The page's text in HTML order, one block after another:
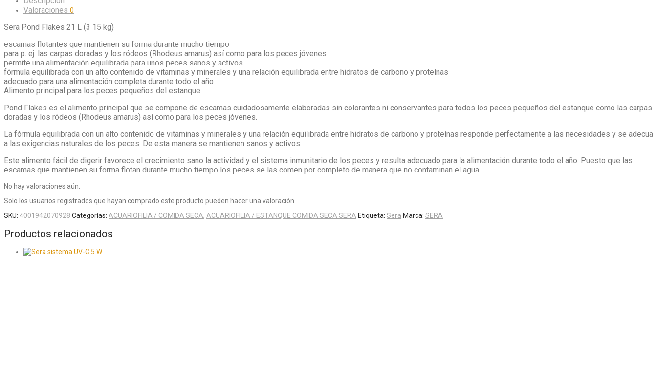
Valoraciones 0
Sera Pond Flakes 21 L (3 15 kg)
escamas flotantes que mantienen su forma durante mucho tiempo
para p. ej. las carpas doradas y los ródeos (Rhodeus amarus) así como para los peces jóvenes
permite una alimentación equilibrada para unos peces sanos y activos
fórmula equilibrada con un alto contenido de vitaminas y minerales y una relación equilibrada entre hidratos de carbono y proteínas
adecuado para una alimentación completa durante todo el año
Alimento principal para los peces pequeños del estanque
Pond Flakes es el alimento principal que se compone de escamas cuidadosamente elaboradas sin colorantes ni conservantes para todos los peces pequeños del estanque como las carpas
doradas y los ródeos (Rhodeus amarus) así como para los peces jóvenes.
La fórmula equilibrada con un alto contenido de vitaminas y minerales y una relación equilibrada entre hidratos de carbono y proteínas responde perfectamente a las necesidades y se adecua
a las exigencias naturales de los peces. De esta manera se mantienen sanos y activos.
Este alimento fácil de digerir favorece el crecimiento sano la actividad y el sistema inmunitario de los peces y resulta adecuado para la alimentación durante todo el año. Puesto que las
escamas que mantienen su forma flotan durante mucho tiempo los peces se las comen por completo de manera que no contaminan el agua.
No hay valoraciones aún.
Solo los usuarios registrados que hayan comprado este producto pueden hacer una valoración.
SKU: 4001942070928 Categorías: ACUARIOFILIA / COMIDA SECA, ACUARIOFILIA / ESTANQUE COMIDA SECA SERA Etiqueta: Sera Marca: SERA
Productos relacionados